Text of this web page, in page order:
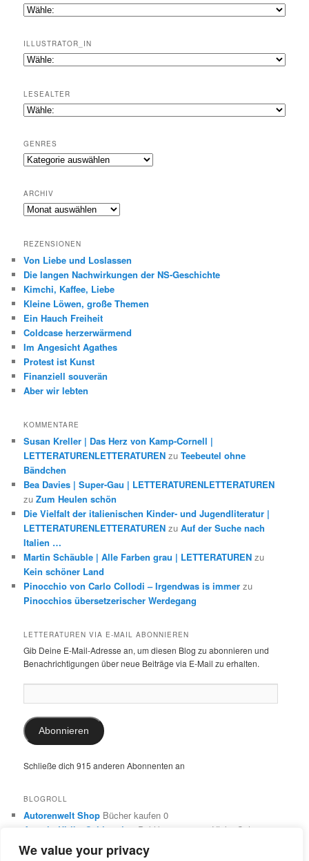
We value your privacy
ILLUSTRATOR_IN
LESEALTER
GENRES
Genres
ARCHIV
Archiv
REZENSIONEN
Von Liebe und Loslassen
Die langen Nachwirkungen der NS-Geschichte
Kimchi, Kaffee, Liebe
Kleine Löwen, große Themen
Ein Hauch Freiheit
Coldcase herzerwärmend
Im Angesicht Agathes
Protest ist Kunst
Finanziell souverän
Aber wir lebten
KOMMENTARE
Susan Kreller | Das Herz von Kamp-Cornell |
LETTERATURENLETTERATUREN zuTeebeutel ohne
Bändchen
Bea Davies | Super-Gau | LETTERATURENLETTERATUREN
zuZum Heulen schön
Die Vielfalt der italienischen Kinder- und Jugendliteratur |
LETTERATURENLETTERATUREN zuAuf der Suche nach
Italien …
Martin Schäuble | Alle Farben grau | LETTERATUREN zu
Kein schöner Land
Pinocchio von Carlo Collodi – Irgendwas is immer zu
Pinocchios übersetzerischer Werdegang
LETTERATUREN VIA E-MAIL ABONNIEREN
Gib Deine E-Mail-Adresse an, um diesen Blog zu abonnieren und
Benachrichtigungen über neue Beiträge via E-Mail zu erhalten.
Mail-
Adresse:
Abonnieren
Schließe dich 915 anderen Abonnenten an
BLOGROLL
Autorenwelt Shop Bücher kaufen 0
Autorin Ulrike Schimming
Publikationen von Ulrike Schimming
0